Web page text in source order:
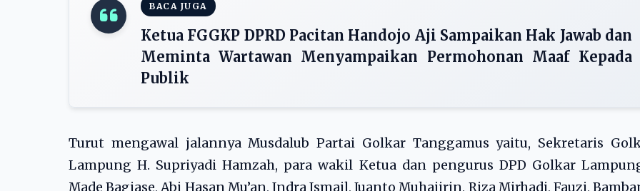
BACA JUGA
Ketua FGGKP DPRD Pacitan Handojo Aji Sampaikan Hak Jawab dan
Meminta Wartawan Menyampaikan Permohonan Maaf Kepada
Publik
Turut mengawal jalannya Musdalub Partai Golkar Tanggamus yaitu, Sekretaris
Lampung H. Supriyadi Hamzah, para wakil Ketua dan pengurus DPD Golkar
Made Bagiase, Abi Hasan Mu’an, Indra Ismail, Juanto Muhajirin, Riza Mirhadi, Fauzi,